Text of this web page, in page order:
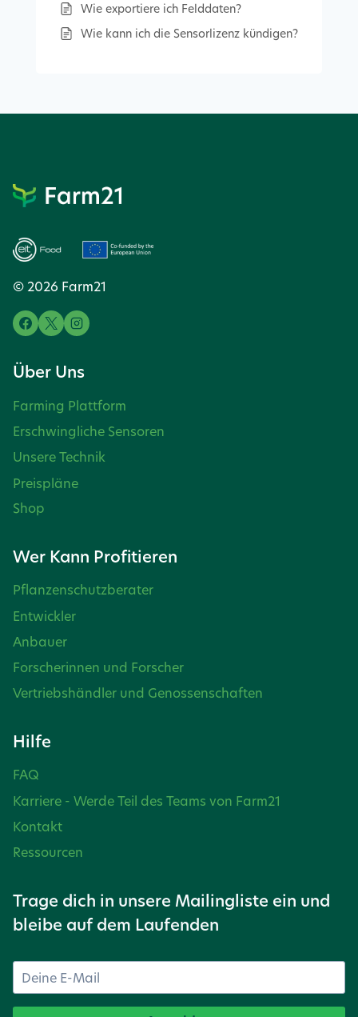
Wie exportiere ich Felddaten?
Wie kann ich die Sensorlizenz kündigen?
© 2026 Farm21
Über Uns
Farming Plattform
Erschwingliche Sensoren
Unsere Technik
Preispläne
Shop
Wer Kann Profitieren
Pflanzenschutzberater
Entwickler
Anbauer
Forscherinnen und Forscher
Vertriebshändler und Genossenschaften
Hilfe
FAQ
Karriere - Werde Teil des Teams von Farm21
Kontakt
Ressourcen
Trage dich in unsere Mailingliste ein und
bleibe auf dem Laufenden